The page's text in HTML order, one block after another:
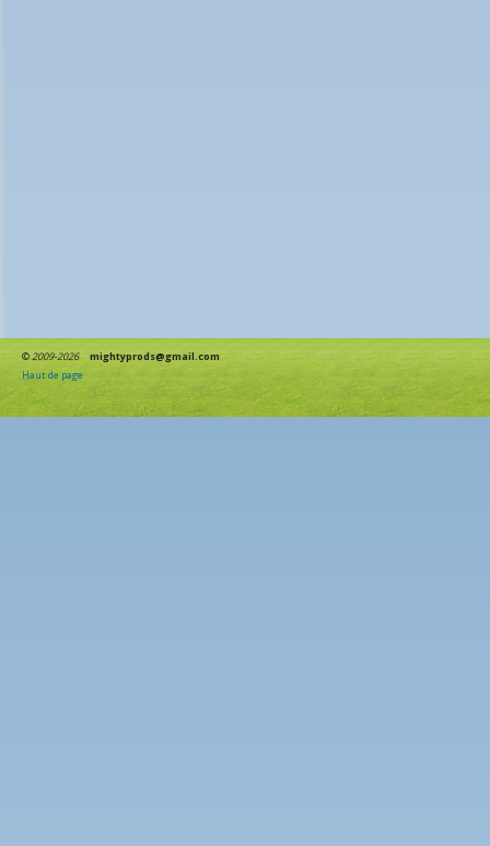
©2009-2026
mightyprods@gmail.com
Haut de page